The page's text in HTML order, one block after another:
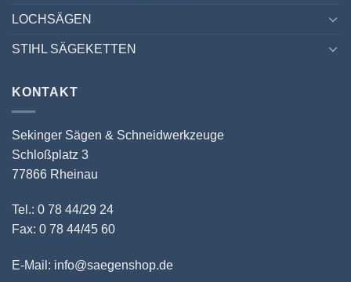
LOCHSÄGEN
STIHL SÄGEKETTEN
KONTAKT
Sekinger Sägen & Schneidwerkzeuge
Schloßplatz 3
77866 Rheinau
Tel.: 0 78 44/29 24
Fax: 0 78 44/45 60
E-Mail: info@saegenshop.de